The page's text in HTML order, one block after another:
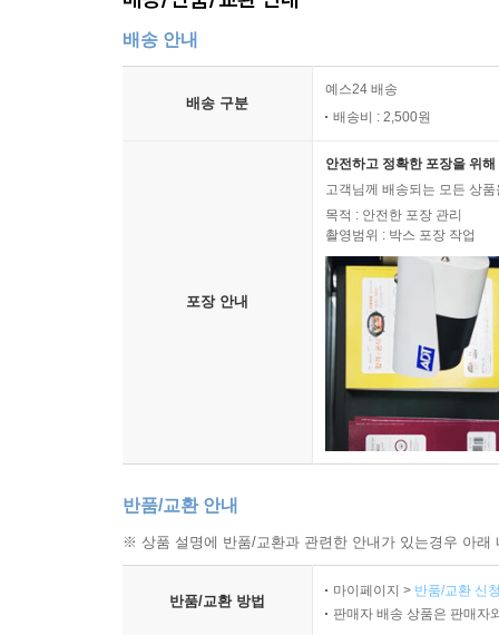
배송 안내
배송 구분
예스24 배송
배송비 : 2,500원
포장 안내
안전하고 정확한 포장을 위
고객님께 배송되는 모든 상
목적 : 안전한 포장 관리
촬영범위 : 박스 포장 작업
반품/교환 안내
※ 상품 설명에 반품/교환과 관련한 안내가 있는경우 아
반품/교환 방법
마이페이지 > 반품/교환 신
판매자 배송 상품은 판매자